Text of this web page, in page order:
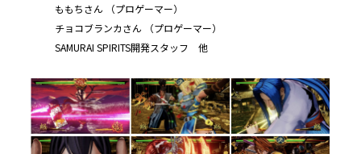
ももちさん （プロゲーマー）
チョコブランカさん （プロゲーマー）
SAMURAI SPIRITS開発スタッフ 他